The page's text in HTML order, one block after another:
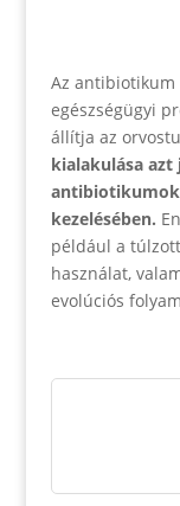
Az antibiotikum
egészségügyi
állítja az
kialakulása azt
antibiotikumok
kezelésében.
például a
használat,
evolúciós